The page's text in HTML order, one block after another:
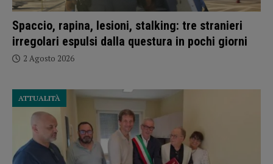
Spaccio, rapina, lesioni, stalking: tre stranieri
irregolari espulsi dalla questura in pochi giorni
2 Agosto 2026
ATTUALITÀ